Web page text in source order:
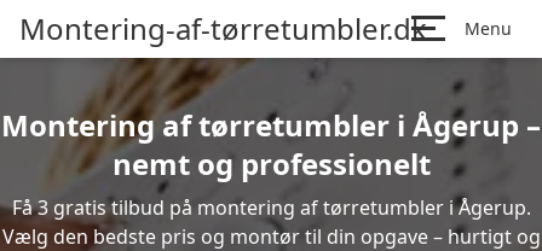
Montering-af-tørretumbler.dk Menu
Montering af tørretumbler i Ågerup –
nemt og professionelt
Få 3 gratis tilbud på montering af tørretumbler i Ågerup.
Vælg den bedste pris og montør til din opgave – hurtigt og